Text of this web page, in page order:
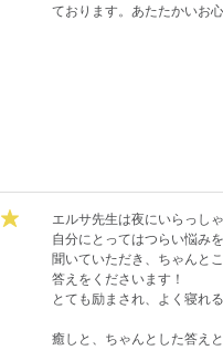
ております。あたたかいお
エルサ先生は夜にいらっし
自分にとってはつらい悩みを
聞いていただき、ちゃんと
答えをくださいます！
とても励まされ、よく寝れ
癒しと、ちゃんとした答え